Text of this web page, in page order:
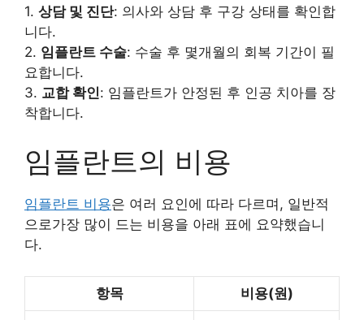
1. 상담 및 진단: 의사와 상담 후 구강 상태를 확인합
니다.
2. 임플란트 수술: 수술 후 몇개월의 회복 기간이 필
요합니다.
3. 교합 확인: 임플란트가 안정된 후 인공 치아를 장
착합니다.
임플란트의 비용
임플란트 비용은 여러 요인에 따라 다르며, 일반적
으로가장 많이 드는 비용을 아래 표에 요약했습니
다.
항목 비용(원)